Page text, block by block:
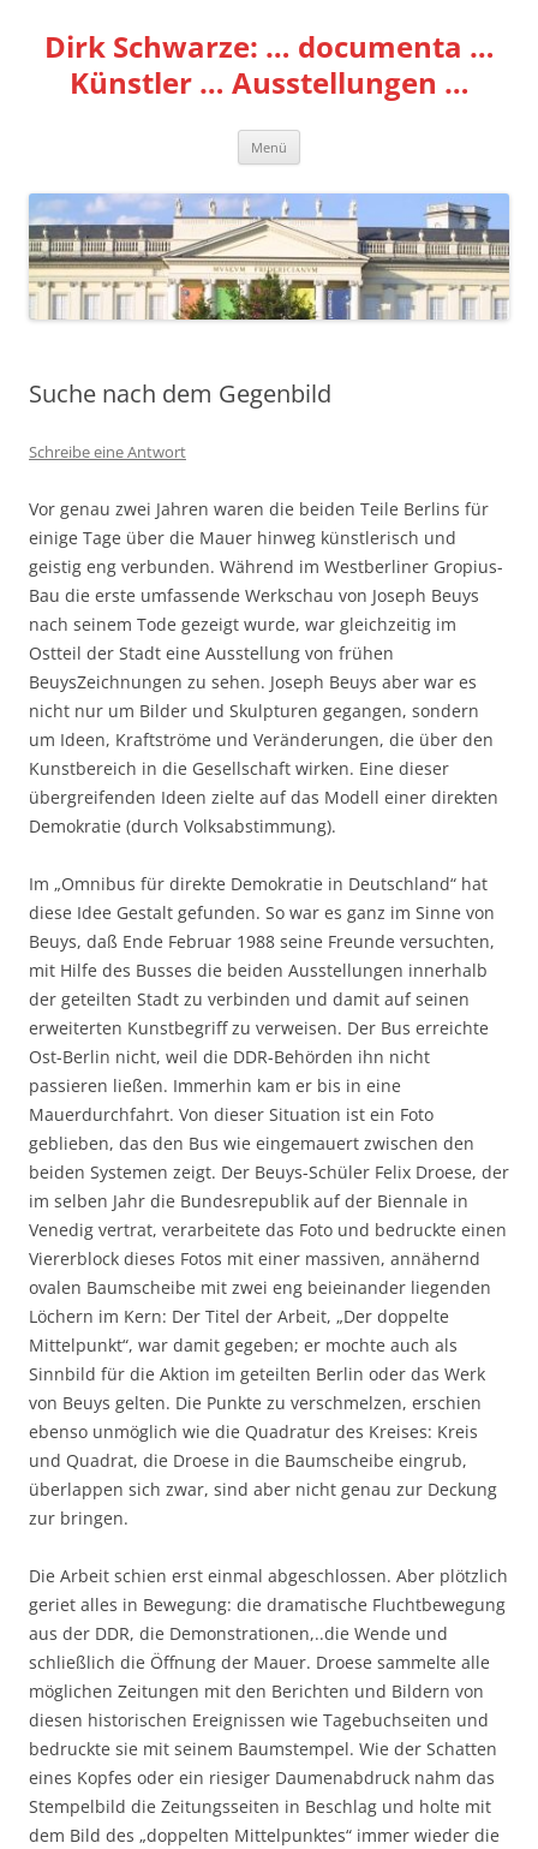
springen
Dirk Schwarze: … documenta …
Künstler … Ausstellungen …
Menü
Suche nach dem Gegenbild
Schreibe eine Antwort
Vor genau zwei Jahren waren die beiden Teile Berlins für
einige Tage über die Mauer hinweg künstlerisch und
geistig eng verbunden. Während im Westberliner Gropius-
Bau die erste umfassende Werkschau von Joseph Beuys
nach seinem Tode gezeigt wurde, war gleichzeitig im
Ostteil der Stadt eine Ausstellung von frühen
BeuysZeichnungen zu sehen. Joseph Beuys aber war es
nicht nur um Bilder und Skulpturen gegangen, sondern
um Ideen, Kraftströme und Veränderungen, die über den
Kunstbereich in die Gesellschaft wirken. Eine dieser
übergreifenden Ideen zielte auf das Modell einer direkten
Demokratie (durch Volksabstimmung).
Im „Omnibus für direkte Demokratie in Deutschland“ hat
diese Idee Gestalt gefunden. So war es ganz im Sinne von
Beuys, daß Ende Februar 1988 seine Freunde versuchten,
mit Hilfe des Busses die beiden Ausstellungen innerhalb
der geteilten Stadt zu verbinden und damit auf seinen
erweiterten Kunstbegriff zu verweisen. Der Bus erreichte
Ost-Berlin nicht, weil die DDR-Behörden ihn nicht
passieren ließen. Immerhin kam er bis in eine
Mauerdurchfahrt. Von dieser Situation ist ein Foto
geblieben, das den Bus wie eingemauert zwischen den
beiden Systemen zeigt. Der Beuys-Schüler Felix Droese, der
im selben Jahr die Bundesrepublik auf der Biennale in
Venedig vertrat, verarbeitete das Foto und bedruckte einen
Viererblock dieses Fotos mit einer massiven, annähernd
ovalen Baumscheibe mit zwei eng beieinander liegenden
Löchern im Kern: Der Titel der Arbeit, „Der doppelte
Mittelpunkt“, war damit gegeben; er mochte auch als
Sinnbild für die Aktion im geteilten Berlin oder das Werk
von Beuys gelten. Die Punkte zu verschmelzen, erschien
ebenso unmöglich wie die Quadratur des Kreises: Kreis
und Quadrat, die Droese in die Baumscheibe eingrub,
überlappen sich zwar, sind aber nicht genau zur Deckung
zur bringen.
Die Arbeit schien erst einmal abgeschlossen. Aber plötzlich
geriet alles in Bewegung: die dramatische Fluchtbewegung
aus der DDR, die Demonstrationen,..die Wende und
schließlich die Öffnung der Mauer. Droese sammelte alle
möglichen Zeitungen mit den Berichten und Bildern von
diesen historischen Ereignissen wie Tagebuchseiten und
bedruckte sie mit seinem Baumstempel. Wie der Schatten
eines Kopfes oder ein riesiger Daumenabdruck nahm das
Stempelbild die Zeitungsseiten in Beschlag und holte mit
dem Bild des „doppelten Mittelpunktes“ immer wieder die